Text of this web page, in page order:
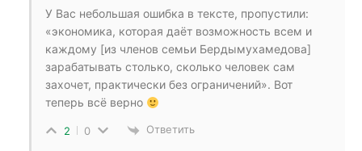
У Вас небольшая ошибка в тексте, пропустили:
«экономика, которая даёт возможность всем и
каждому [из членов семьи Бердымухамедова]
зарабатывать столько, сколько человек сам
захочет, практически без ограничений». Вот
теперь всё верно
2 0 Ответить